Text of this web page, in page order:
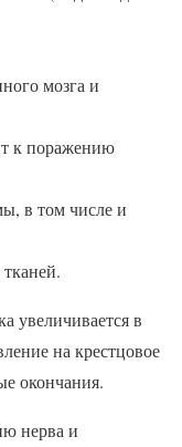
мозга и
к поражению
в том числе и
увеличивается в
на крестцовое
окончания.
нерва и